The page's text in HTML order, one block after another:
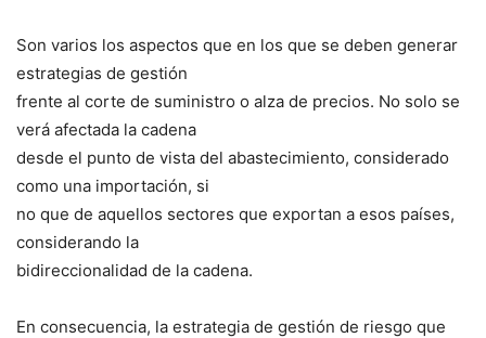
Son varios los aspectos que en los que se deben generar
estrategias de gestión
frente al corte de suministro o alza de precios. No solo se
verá afectada la cadena
desde el punto de vista del abastecimiento, considerado
como una importación, si
no que de aquellos sectores que exportan a esos países,
considerando la
bidireccionalidad de la cadena.
En consecuencia, la estrategia de gestión de riesgo que